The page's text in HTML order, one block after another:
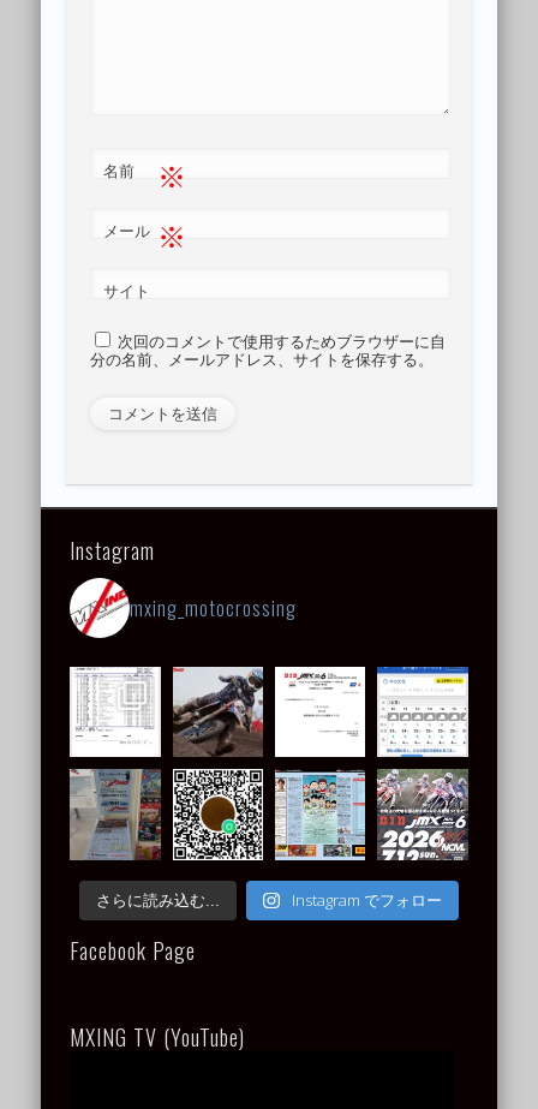
名前 ※
メール ※
サイト
次回のコメントで使用するためブラウザーに自
分の名前、メールアドレス、サイトを保存する。
Instagram
mxing_motocrossing
さらに読み込む... Instagram でフォロー
Facebook Page
MXING TV (YouTube)